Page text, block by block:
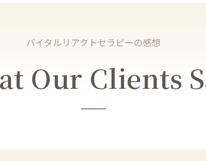
バイタルリアクトセラピーの感想
Our Clients